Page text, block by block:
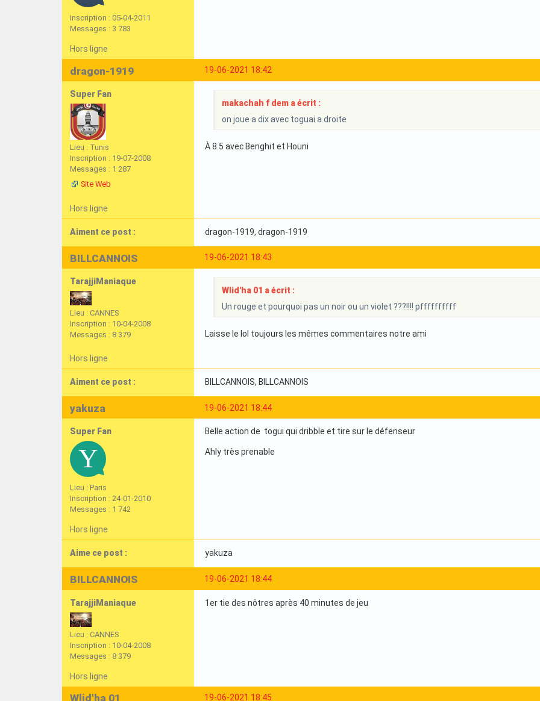
Inscription : 05-04-2011
Messages : 3 783
Hors ligne
19-06-2021 18:42
dragon-1919
Super Fan
Lieu : Tunis
Inscription : 19-07-2008
Messages : 1 287
Site Web
makachah f dem a écrit :
on joue a dix avec toguai a droite
À 8.5 avec Benghit et Houni
Hors ligne
Aiment ce post : dragon-1919, dragon-1919
19-06-2021 18:43
BILLCANNOIS
TarajjiManiaque
Lieu : CANNES
Inscription : 10-04-2008
Messages : 8 379
Wlid'ha 01 a écrit :
Un rouge et pourquoi pas un noir ou un violet ???!!!! pffffffffff
Laisse le lol toujours les mêmes commentaires notre ami
Hors ligne
Aiment ce post : BILLCANNOIS, BILLCANNOIS
19-06-2021 18:44
yakuza
Super Fan
Lieu : Paris
Inscription : 24-01-2010
Messages : 1 742
Belle action de togui qui dribble et tire sur le défenseur
Ahly très prenable
Hors ligne
Aime ce post : yakuza
19-06-2021 18:44
BILLCANNOIS
TarajjiManiaque
Lieu : CANNES
Inscription : 10-04-2008
Messages : 8 379
1er tie des nôtres après 40 minutes de jeu
Hors ligne
19-06-2021 18:45
Wlid'ha 01